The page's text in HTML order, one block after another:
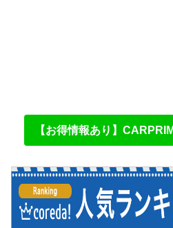
【お得情報あり】